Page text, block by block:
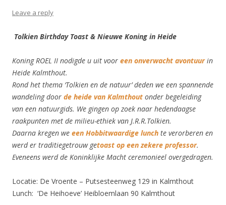
Leave a reply
Tolkien Birthday Toast & Nieuwe Koning in Heide
Koning ROEL II nodigde u uit voor een onverwacht avontuurin
Heide Kalmthout.
Rond het thema ‘Tolkien en de natuur’ deden we een spannende
wandeling door de heide van Kalmthout onder begeleiding
van een natuurgids. We gingen op zoek naar hedendaagse
raakpunten met de milieu-ethiek van J.R.R.Tolkien.
Daarna kregen we een Hobbitwaardige lunch te verorberen en
werd er traditiegetrouw getoast op een zekere professor.
Eveneens werd de Koninklijke Macht ceremonieel overgedragen.
Locatie: De Vroente – Putsesteenweg 129 in Kalmthout
Lunch: ‘De Heihoeve’ Heibloemlaan 90 Kalmthout